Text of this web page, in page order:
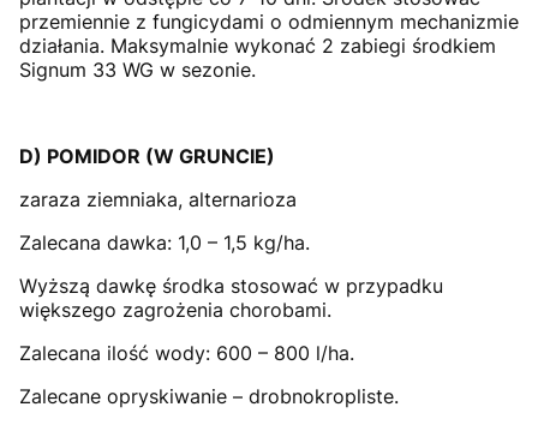
przemiennie z fungicydami o odmiennym mechanizmie
działania. Maksymalnie wykonać 2 zabiegi środkiem
Signum 33 WG w sezonie.
D) POMIDOR (W GRUNCIE)
zaraza ziemniaka, alternarioza
Zalecana dawka: 1,0 – 1,5 kg/ha.
Wyższą dawkę środka stosować w przypadku
większego zagrożenia chorobami.
Zalecana ilość wody: 600 – 800 l/ha.
Zalecane opryskiwanie – drobnokropliste.